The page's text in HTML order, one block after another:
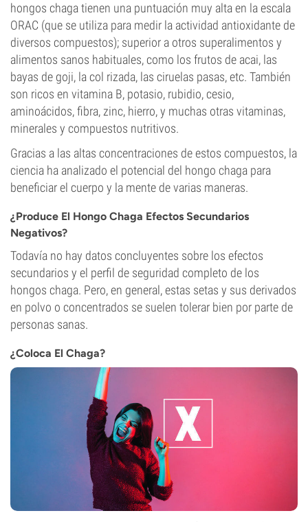
hongos chaga tienen una puntuación muy alta en la escala
ORAC (que se utiliza para medir la actividad antioxidante de
diversos compuestos); superior a otros superalimentos y
alimentos sanos habituales, como los frutos de acai, las
bayas de goji, la col rizada, las ciruelas pasas, etc. También
son ricos en vitamina B, potasio, rubidio, cesio,
aminoácidos, fibra, zinc, hierro, y muchas otras vitaminas,
minerales y compuestos nutritivos.
Gracias a las altas concentraciones de estos compuestos, la
ciencia ha analizado el potencial del hongo chaga para
beneficiar el cuerpo y la mente de varias maneras.
¿Produce El Hongo Chaga Efectos Secundarios
Negativos?
Todavía no hay datos concluyentes sobre los efectos
secundarios y el perfil de seguridad completo de los
hongos chaga. Pero, en general, estas setas y sus derivados
en polvo o concentrados se suelen tolerar bien por parte de
personas sanas.
¿Coloca El Chaga?